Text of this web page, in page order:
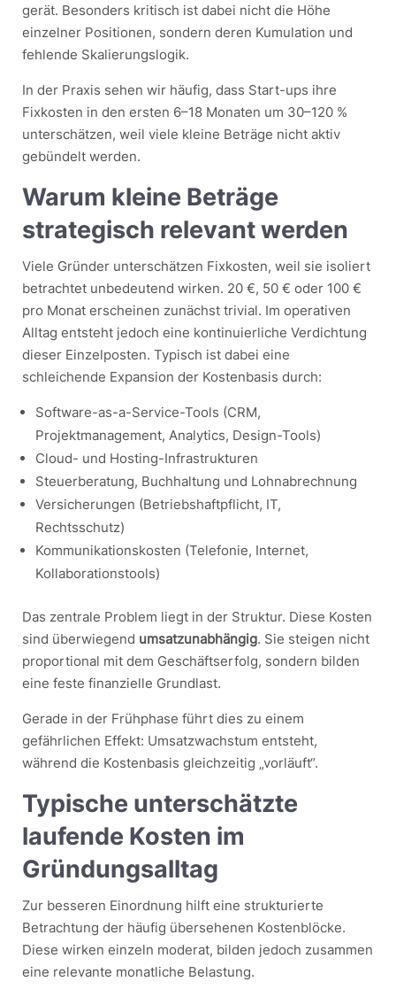
gerät. Besonders kritisch ist dabei nicht die Höhe
einzelner Positionen, sondern deren Kumulation und
fehlende Skalierungslogik.
In der Praxis sehen wir häufig, dass Start-ups ihre
Fixkosten in den ersten 6–18 Monaten um 30–120 %
unterschätzen, weil viele kleine Beträge nicht aktiv
gebündelt werden.
Warum kleine Beträge
strategisch relevant werden
Viele Gründer unterschätzen Fixkosten, weil sie isoliert
betrachtet unbedeutend wirken. 20 €, 50 € oder 100 €
pro Monat erscheinen zunächst trivial. Im operativen
Alltag entsteht jedoch eine kontinuierliche Verdichtung
dieser Einzelposten. Typisch ist dabei eine
schleichende Expansion der Kostenbasis durch:
Software-as-a-Service-Tools (CRM,
Projektmanagement, Analytics, Design-Tools)
Cloud- und Hosting-Infrastrukturen
Steuerberatung, Buchhaltung und Lohnabrechnung
Versicherungen (Betriebshaftpflicht, IT,
Rechtsschutz)
Kommunikationskosten (Telefonie, Internet,
Kollaborationstools)
Das zentrale Problem liegt in der Struktur. Diese Kosten
sind überwiegend umsatzunabhängig. Sie steigen nicht
proportional mit dem Geschäftserfolg, sondern bilden
eine feste finanzielle Grundlast.
Gerade in der Frühphase führt dies zu einem
gefährlichen Effekt: Umsatzwachstum entsteht,
während die Kostenbasis gleichzeitig „vorläuft“.
Typische unterschätzte
laufende Kosten im
Gründungsalltag
Zur besseren Einordnung hilft eine strukturierte
Betrachtung der häufig übersehenen Kostenblöcke.
Diese wirken einzeln moderat, bilden jedoch zusammen
eine relevante monatliche Belastung.